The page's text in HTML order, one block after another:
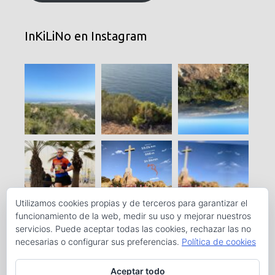
InKiLiNo en Instagram
Utilizamos cookies propias y de terceros para garantizar el
funcionamiento de la web, medir su uso y mejorar nuestros
servicios. Puede aceptar todas las cookies, rechazar las no
necesarias o configurar sus preferencias. Política de cookies
Aceptar todo